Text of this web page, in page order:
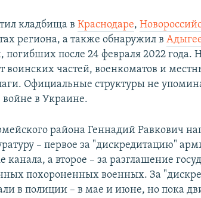
кладбища вКраснодаре,
региона, а также обнаружил в
после 24 февраля 2022 года.
воинских частей, военкоматов и
Официальные структуры не
в Украине.
района Геннадий Равкович
– первое за "дискредитацию"
канала, а второе – за разглашение
похороненных военных. За
в полиции – в мае и июне, но пока